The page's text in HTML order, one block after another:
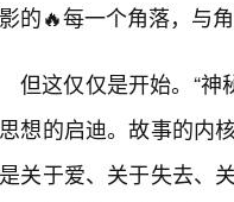
的🔥每一个角落，与
但这仅仅是开始。“神
想的启迪。故事的内
关于爱、关于失去、